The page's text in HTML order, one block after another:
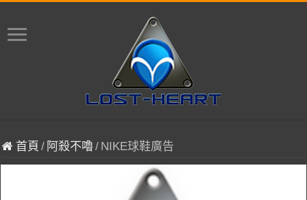
首頁 / 阿殺不嚕/ NIKE球鞋廣告